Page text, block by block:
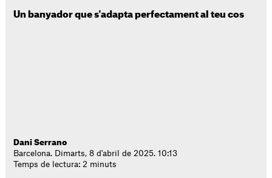
Un banyador que s'adapta perfectament al teu cos
Dani Serrano
Barcelona. Dimarts, 8 d'abril de 2025. 10:13
Temps de lectura: 2 minuts